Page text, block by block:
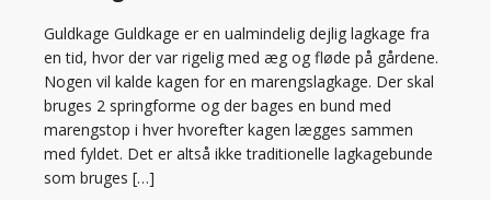
Guldkage Guldkage er en ualmindelig dejlig lagkage fra
en tid, hvor der var rigelig med æg og fløde på gårdene.
Nogen vil kalde kagen for en marengslagkage. Der skal
bruges 2 springforme og der bages en bund med
marengstop i hver hvorefter kagen lægges sammen
med fyldet. Det er altså ikke traditionelle lagkagebunde
som bruges […]